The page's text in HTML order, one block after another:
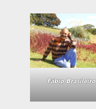
Fábio Brasileiro